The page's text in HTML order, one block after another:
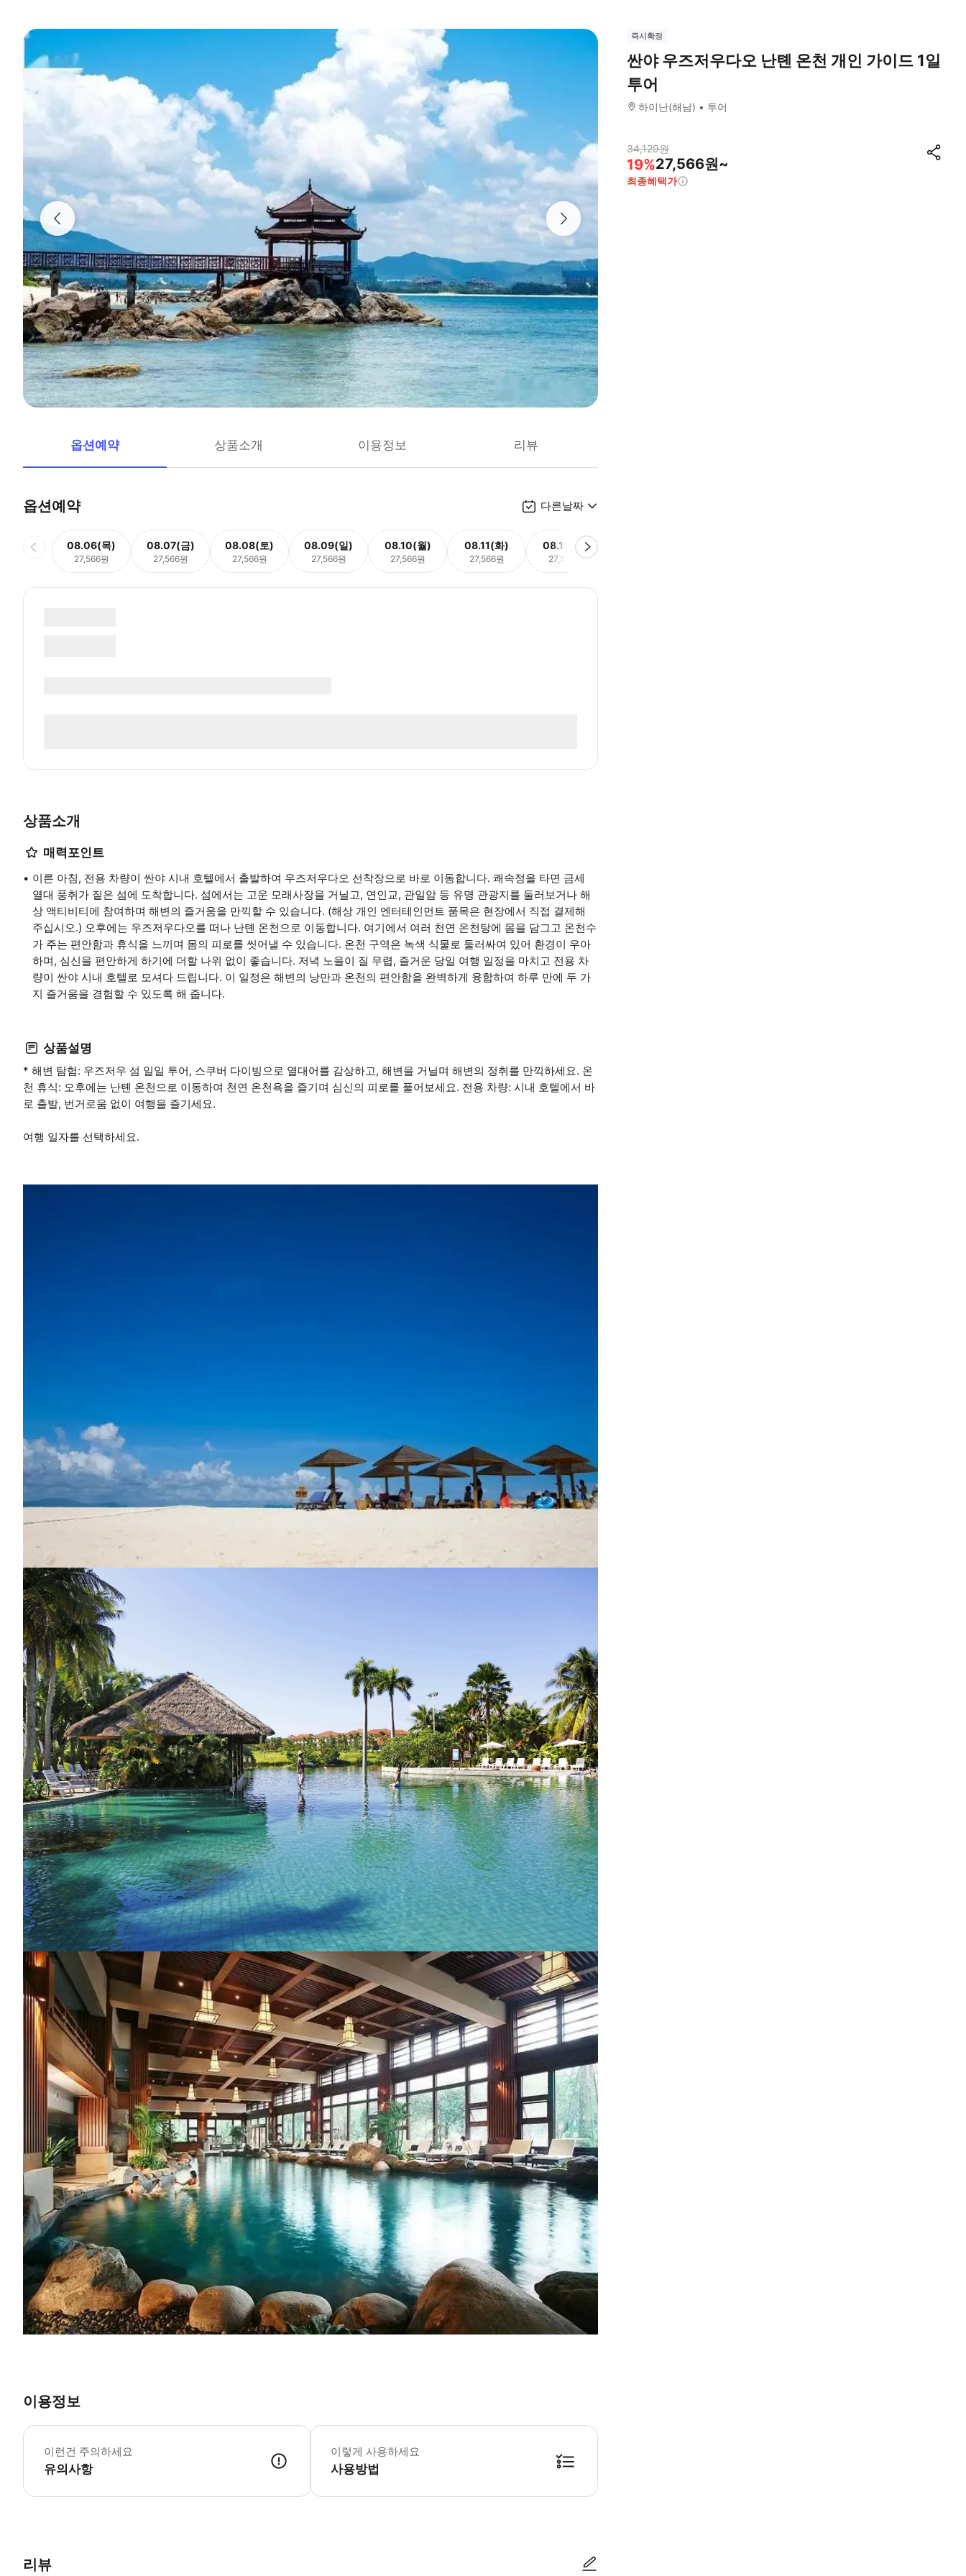
옵션예약 상품소개 이용정보 리뷰
옵션예약 다른날짜
08.06(목)
27,566원
08.07(금)
27,566원
08.08(토)
27,566원
08.09(일)
27,566원
08.10(월)
27,566원
08.11(화)
27,566원
08.12(수)
27,566원
상품소개
매력포인트
이른 아침, 전용 차량이 싼야 시내 호텔에서 출발하여 우즈저우다오 선착장으로 바로 이동합니다. 쾌속정을 타면 금세
열대 풍취가 짙은 섬에 도착합니다. 섬에서는 고운 모래사장을 거닐고, 연인교, 관일암 등 유명 관광지를 둘러보거나 해
상 액티비티에 참여하며 해변의 즐거움을 만끽할 수 있습니다. (해상 개인 엔터테인먼트 품목은 현장에서 직접 결제해
주십시오.) 오후에는 우즈저우다오를 떠나 난톈 온천으로 이동합니다. 여기에서 여러 천연 온천탕에 몸을 담그고 온천수
가 주는 편안함과 휴식을 느끼며 몸의 피로를 씻어낼 수 있습니다. 온천 구역은 녹색 식물로 둘러싸여 있어 환경이 우아
하며, 심신을 편안하게 하기에 더할 나위 없이 좋습니다. 저녁 노을이 질 무렵, 즐거운 당일 여행 일정을 마치고 전용 차
량이 싼야 시내 호텔로 모셔다 드립니다. 이 일정은 해변의 낭만과 온천의 편안함을 완벽하게 융합하여 하루 만에 두 가
지 즐거움을 경험할 수 있도록 해 줍니다.
상품설명
* 해변 탐험: 우즈저우 섬 일일 투어, 스쿠버 다이빙으로 열대어를 감상하고, 해변을 거닐며 해변의 정취를 만끽하세요. 온
천 휴식: 오후에는 난톈 온천으로 이동하여 천연 온천욕을 즐기며 심신의 피로를 풀어보세요. 전용 차량: 시내 호텔에서 바
로 출발, 번거로움 없이 여행을 즐기세요.
여행 일자를 선택하세요.
이용정보
이런건 주의하세요
유의사항
* 픽업 서비스 범위: 저희는 싼야베이/따동하이/야룽베이 지역 고객님들께 무료 픽업 서비스를 제공합니다. 해당 지역 외의 장소로 이동을 원하실 경우 추
이렇게 사용하세요
사용방법
리뷰
즉시확정
싼야 우즈저우다오 난톈 온천 개인 가이드 1일
투어
하이난(해남) 투어
34,129원
19%27,566원~
최종혜택가